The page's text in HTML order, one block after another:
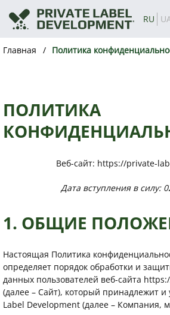
RU
Главная Политика
ПОЛИТИКА
Веб-сайт: https://private-
Дата вступления в силу:
1. ОБЩИЕ
Настоящая Политика
определяет порядок обработки и
данных пользователей веб-сайта
(далее – Сайт), который принадлежит и
Label Development (далее – Компания,